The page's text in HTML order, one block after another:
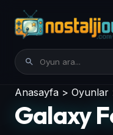
Anasayfa > Oyunlar
Galaxy